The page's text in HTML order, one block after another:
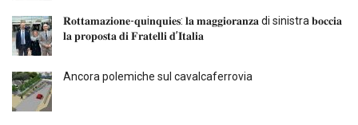
𝐑𝐨𝐭𝐭𝐚𝐦𝐚𝐳𝐢𝐨𝐧𝐞-𝐪𝐮i𝐧𝐪𝐮𝐢𝐞𝐬: 𝐥𝐚 𝐦𝐚𝐠𝐠𝐢𝐨𝐫𝐚𝐧𝐳𝐚 di sinistra 𝐛𝐨𝐜𝐜𝐢𝐚
𝐥𝐚 𝐩𝐫𝐨𝐩𝐨𝐬𝐭𝐚 𝐝𝐢 𝐅𝐫𝐚𝐭𝐞𝐥𝐥𝐢 𝐝’𝐈𝐭𝐚𝐥𝐢𝐚
Ancora polemiche sul cavalcaferrovia